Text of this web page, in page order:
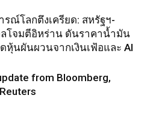
รณ์โลกตึงเครียด: สหรัฐฯ-
ลโจมตีอิหร่าน ดันราคาน้ำมัน
หุ้นผันผวนจากเงินเฟ้อและ AI
from Bloomberg,